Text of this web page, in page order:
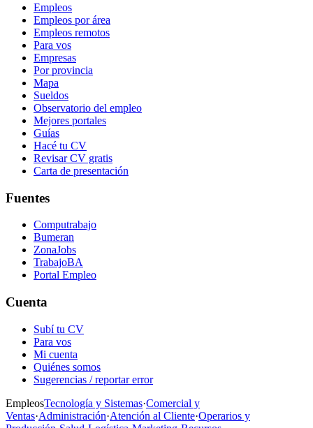
Empleos
Empleos por área
Empleos remotos
Para vos
Empresas
Por provincia
Mapa
Sueldos
Observatorio del empleo
Mejores portales
Guías
Hacé tu CV
Revisar CV gratis
Carta de presentación
Fuentes
Computrabajo
Bumeran
ZonaJobs
TrabajoBA
Portal Empleo
Cuenta
Subí tu CV
Para vos
Mi cuenta
Quiénes somos
Sugerencias / reportar error
EmpleosTecnología y Sistemas·Comercial y
Ventas·Administración·Atención al Cliente·Operarios y